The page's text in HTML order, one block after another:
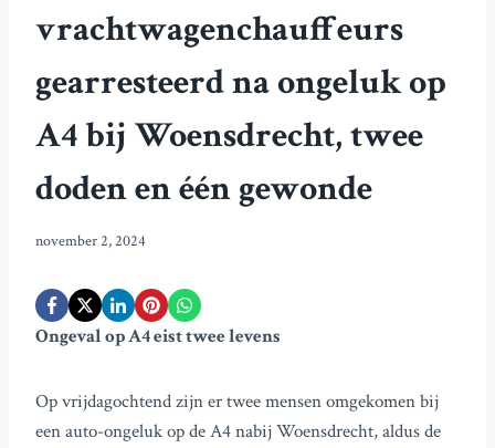
vrachtwagenchauffeurs
gearresteerd na ongeluk op
A4 bij Woensdrecht, twee
doden en één gewonde
november 2, 2024
Ongeval op A4 eist twee levens
Op vrijdagochtend zijn er twee mensen omgekomen bij
een auto-ongeluk op de A4 nabij Woensdrecht, aldus de